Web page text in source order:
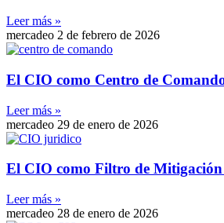
Leer más »
mercadeo 2 de febrero de 2026
El CIO como Centro de
Leer más »
mercadeo 29 de enero de 2026
El CIO como Filtro de Mitigación
Leer más »
mercadeo 28 de enero de 2026